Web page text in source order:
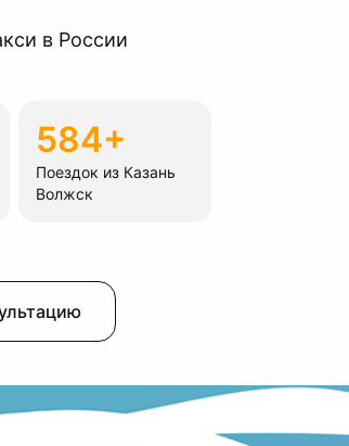
в России
584+
Поездок из Казань
Волжск